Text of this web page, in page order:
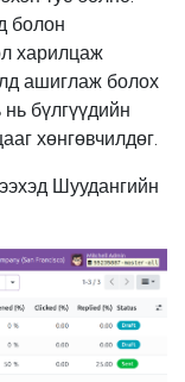
болон
харилцаж
ашиглаж болох
бүлгүүдийн
хөнгөвчилдөг.
Шуудангийн